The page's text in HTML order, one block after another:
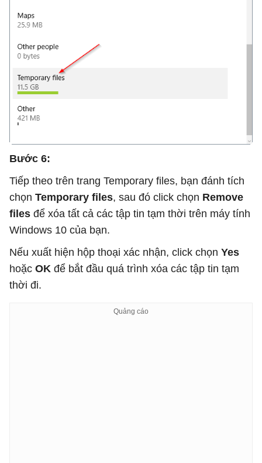
Bước 6:
Tiếp theo trên trang Temporary files, bạn đánh tích
chọn Temporary files, sau đó click chọn Remove
files để xóa tất cả các tập tin tạm thời trên máy tính
Windows 10 của bạn.
Nếu xuất hiện hộp thoại xác nhận, click chọn Yes
hoặc OK để bắt đầu quá trình xóa các tập tin tạm
thời đi.